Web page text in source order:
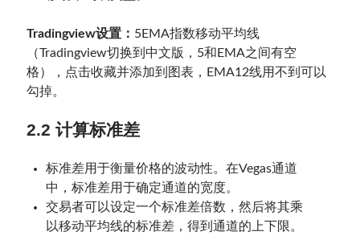
Tradingview设置： 5EMA指数移动平均线
（Tradingview切换到中文版，5和EMA之间有空
格），点击收藏并添加到图表，EMA12线用不到可以
勾掉。
2.2 计算标准差
标准差用于衡量价格的波动性。在Vegas通道
中，标准差用于确定通道的宽度。
交易者可以设定一个标准差倍数，然后将其乘
以移动平均线的标准差，得到通道的上下限。